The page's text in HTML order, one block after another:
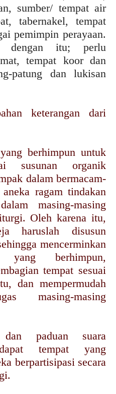
sumber/ tempat air
tabernakel, tempat
pemimpin perayaan.
dengan itu; perlu
tempat koor dan
patung dan lukisan
keterangan dari
berhimpun untuk
susunan organik
dalam bermacam-
ragam tindakan
masing-masing
Oleh karena itu,
haruslah disusun
mencerminkan
yang berhimpun,
tempat sesuai
dan mempermudah
masing-masing
paduan suara
tempat yang
berpartisipasi secara